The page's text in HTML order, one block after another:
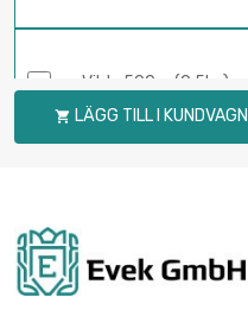
Vikt : 500gr (0.5kg)
 LÄGG TILL I KUNDVAGN